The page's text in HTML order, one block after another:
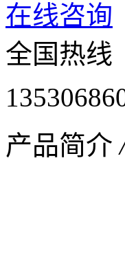
在线咨询
全国热线
产品简介